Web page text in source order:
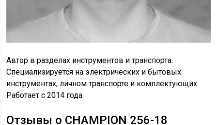
Автор в разделах инструментов и транспорта.
Специализируется на электрических и бытовых
инструментах, личном транспорте и комплектующих.
Работает с 2014 года.
Отзывы о CHAMPION 256-18